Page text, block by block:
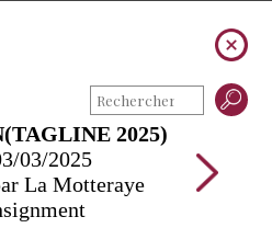
2025)
03/2025
La Motteraye